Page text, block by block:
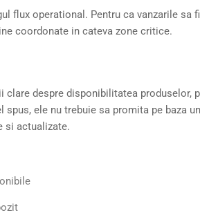
flux operational. Pentru ca vanzarile sa
coordonate in cateva zone critice.
despre disponibilitatea produselor,
ele nu trebuie sa promita pe baza
si actualizate.